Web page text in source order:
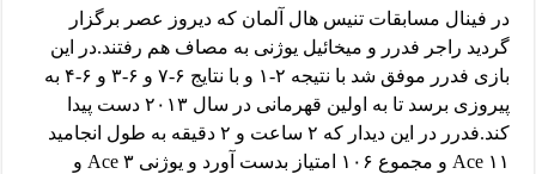
در فینال مسابقات تنیس هال آلمان که دیروز عصر برگزار
گردید راجر فدرر و میخائیل یوژنی به مصاف هم رفتند.در این
بازی فدرر موفق شد با نتیجه ۲-۱ و با نتایج ۶-۷ و ۶-۳ و ۶-۴ به
پیروزی برسد تا به اولین قهرمانی در سال ۲۰۱۳ دست پیدا
کند.فدرر در این دیدار که ۲ ساعت و ۲ دقیقه به طول انجامید
۱۱ Ace و مجموع ۱۰۶ امتیاز بدست آورد
و یوژنی ۳ Ace و